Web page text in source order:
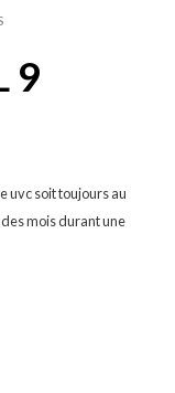
9
uvc soit toujours au
mois durant une